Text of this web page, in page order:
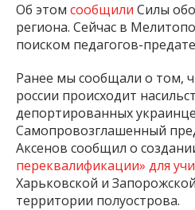
Об этом сообщили Силы
региона. Сейчас в
поиском педагогов-
Ранее мы сообщали о том,
россии происходит
депортированных
Самопровозглашенный
Аксенов сообщил о
переквалификации» для
Харьковской и
территории полуострова.